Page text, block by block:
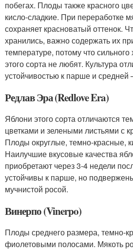
побегах. Плоды также красного
кисло-сладкие. При переработке
сохраняет красноватый оттенок.
хранились, важно содержать их
температуре, потому что
этого сорта не любят. Культура
устойчивостью к парше и средней
Редлав Эра (Redlove Era)
Яблони этого сорта отличаются
цветками и зелеными листьями с
Плоды округлые, темно-красные,
Наилучшие вкусовые качества
приобретают через 3-4 недели
устойчивы к парше, но
мучнистой росой.
Винерпо (Vinerpo)
Плоды среднего размера, темно-
фиолетовыми полосами. Мякоть